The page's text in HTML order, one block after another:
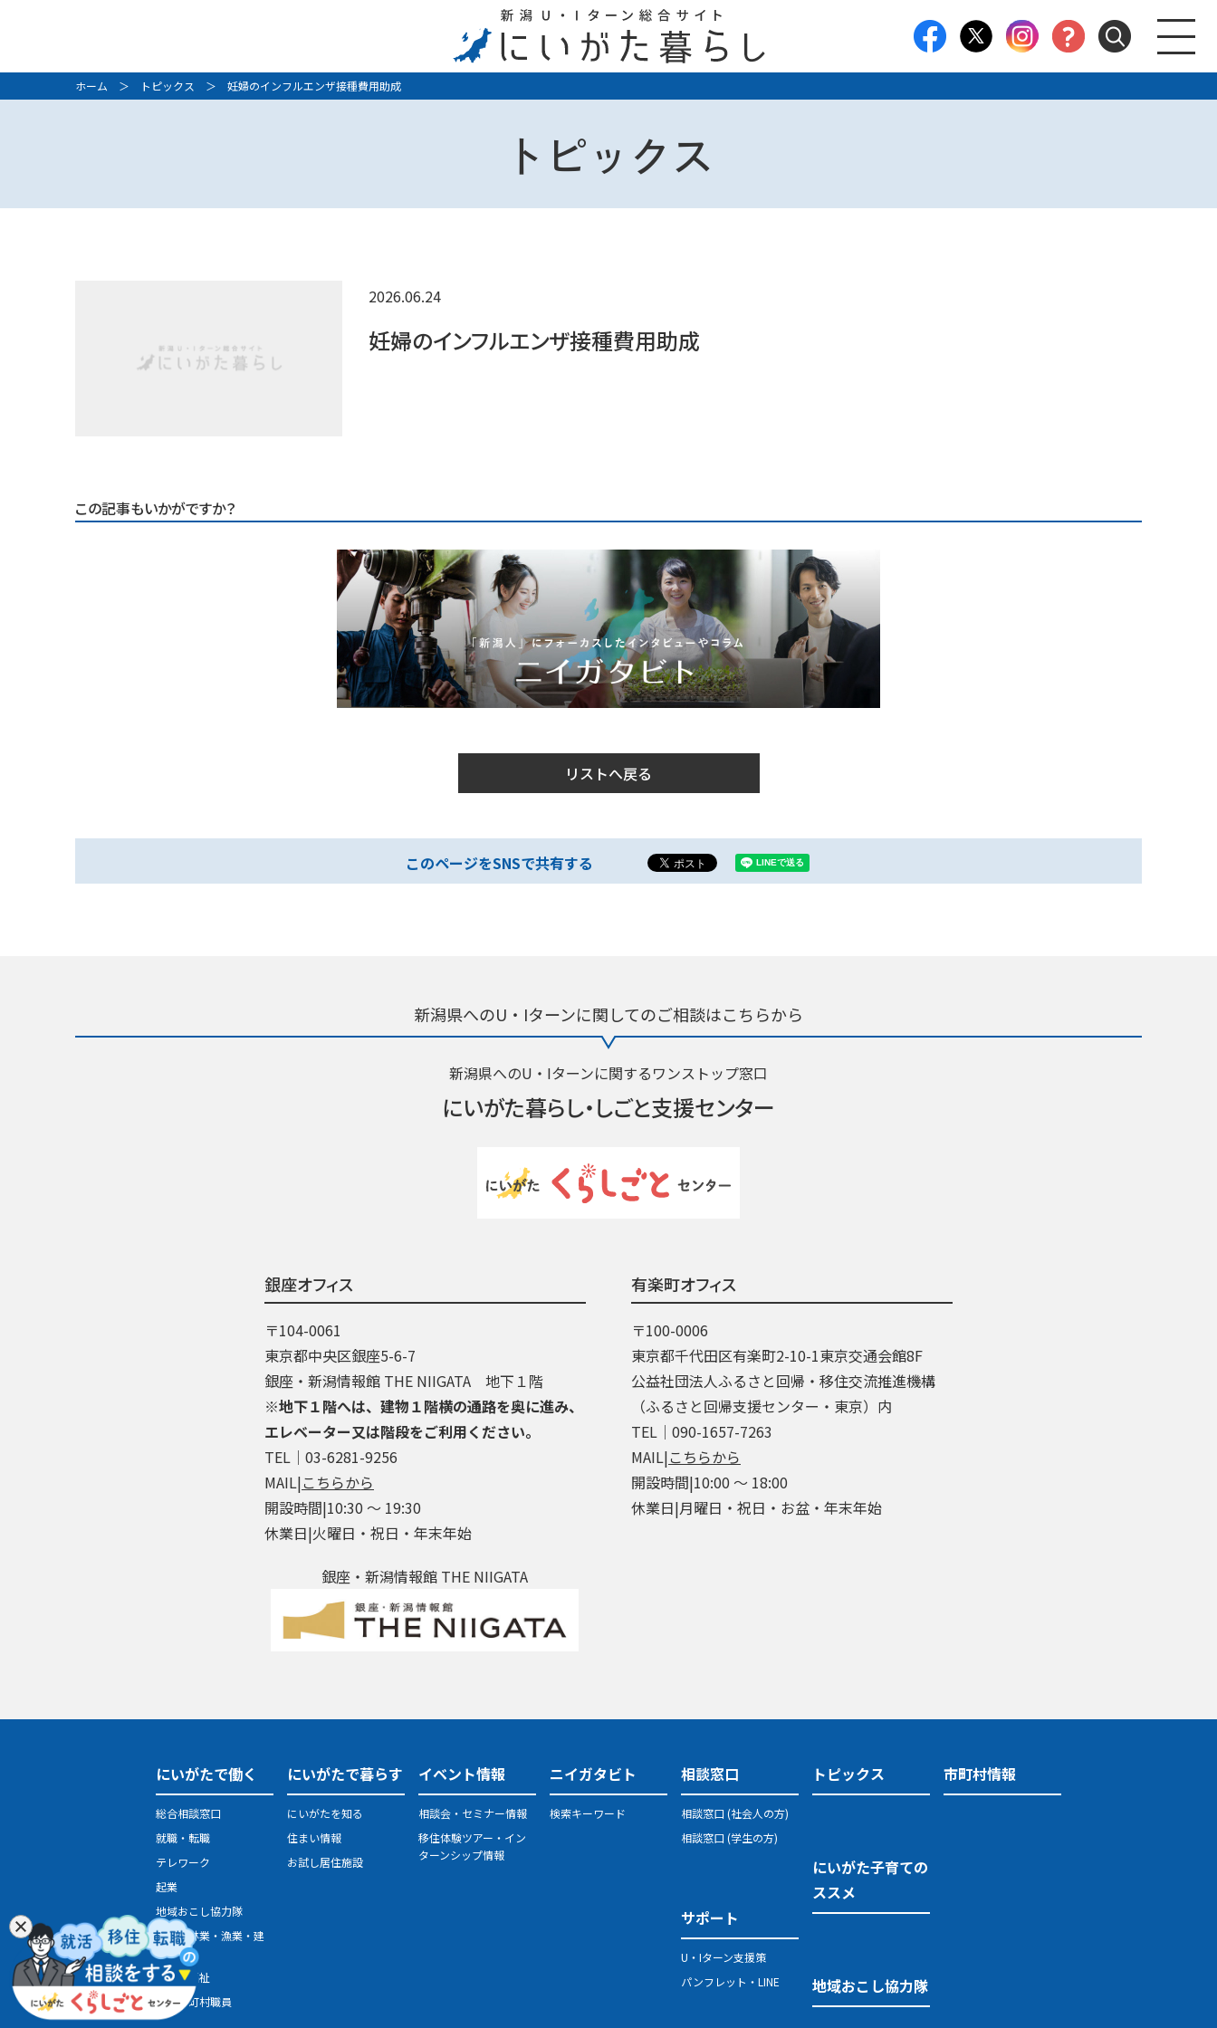
ホーム ＞ トピックス ＞ 妊婦のインフルエンザ接種費用助成
トピックス
2026.06.24
妊婦のインフルエンザ接種費用助成
この記事もいかがですか？
リストへ戻る
このページをSNSで共有する
新潟県へのU・Iターンに関してのご相談はこちらから
新潟県へのU・Iターンに関するワンストップ窓口
にいがた暮らし・しごと支援センター
銀座オフィス
〒104-0061
東京都中央区銀座5-6-7
銀座・新潟情報館 THE NIIGATA 地下１階
※地下１階へは、建物１階横の通路を奥に進み、
エレベーター又は階段をご利用ください。
TEL│03-6281-9256
MAIL|こちらから
開設時間|10:30 ～ 19:30
休業日|火曜日・祝日・年末年始
銀座・新潟情報館 THE NIIGATA
有楽町オフィス
〒100-0006
東京都千代田区有楽町2-10-1東京交通会館8F
公益社団法人ふるさと回帰・移住交流推進機構
（ふるさと回帰支援センター・東京）内
TEL│090-1657-7263
MAIL|こちらから
開設時間|10:00 ～ 18:00
休業日|月曜日・祝日・お盆・年末年始
にいがたで働く
総合相談窓口
就職・転職
テレワーク
起業
地域おこし協力隊
農業・林業・漁業・建
設業
医療・福祉
県・市町村職員
にいがたで暮らす
にいがたを知る
住まい情報
お試し居住施設
イベント情報
相談会・セミナー情報
移住体験ツアー・イン
ターンシップ情報
ニイガタビト
検索キーワード
相談窓口
相談窓口 (社会人の方)
相談窓口 (学生の方)
サポート
U・Iターン支援策
パンフレット・LINE
トピックス
にいがた子育ての
ススメ
地域おこし協力隊
市町村情報